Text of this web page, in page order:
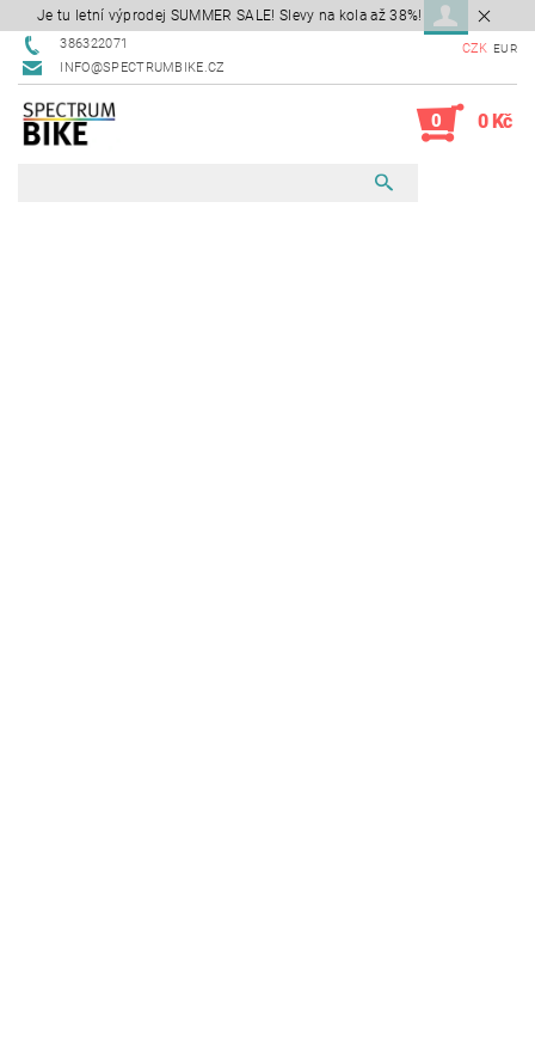
Je tu letní výprodej SUMMER SALE! Slevy na kola až 38%!
386322071
INFO@SPECTRUMBIKE.CZ
CZK EUR
0 0 Kč